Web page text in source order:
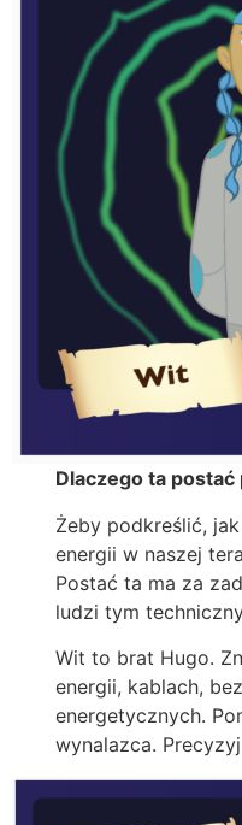
Dlaczego ta postać
Żeby podkreślić,
energii w naszej
Postać ta ma za
ludzi tym
Wit to brat Hugo.
energii, kablach,
energetycznych.
wynalazca.